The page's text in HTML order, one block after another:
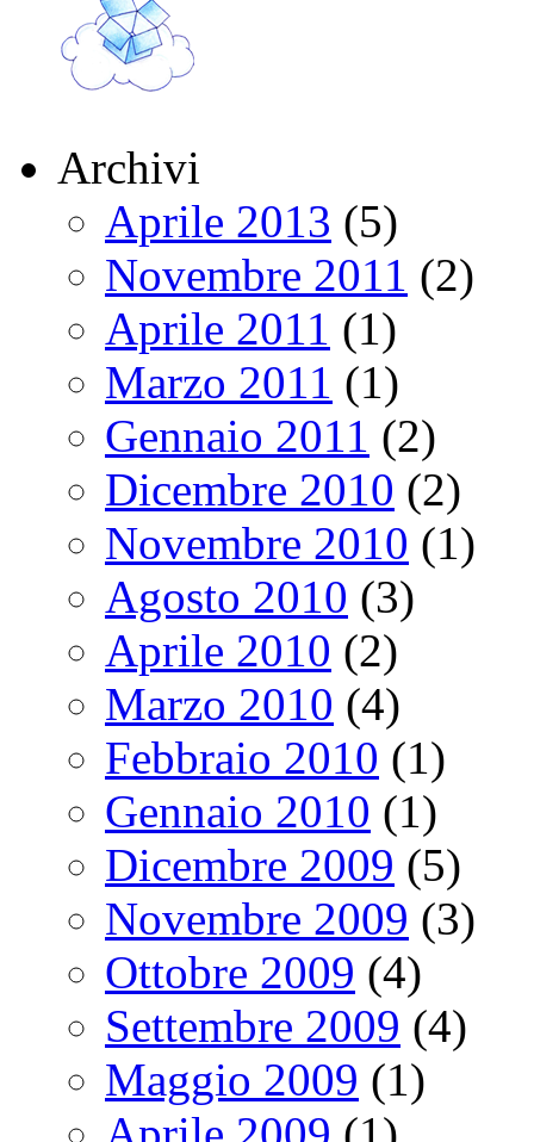
Archivi
Aprile 2013 (5)
Novembre 2011 (2)
Aprile 2011 (1)
Marzo 2011 (1)
Gennaio 2011 (2)
Dicembre 2010 (2)
Novembre 2010 (1)
Agosto 2010 (3)
Aprile 2010 (2)
Marzo 2010 (4)
Febbraio 2010 (1)
Gennaio 2010 (1)
Dicembre 2009 (5)
Novembre 2009 (3)
Ottobre 2009 (4)
Settembre 2009 (4)
Maggio 2009 (1)